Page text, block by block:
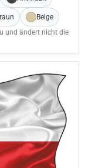
Beige
und ändert nicht die